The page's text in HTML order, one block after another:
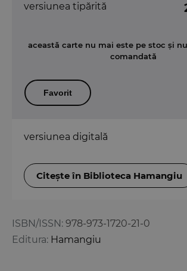
ISBN/ISSN: 978-973-1720-21-0
Editura: Hamangiu
versiunea tipărită
această carte nu mai este pe stoc și
comandată
Favorit
versiunea digitală
Citește în Biblioteca Hamangiu